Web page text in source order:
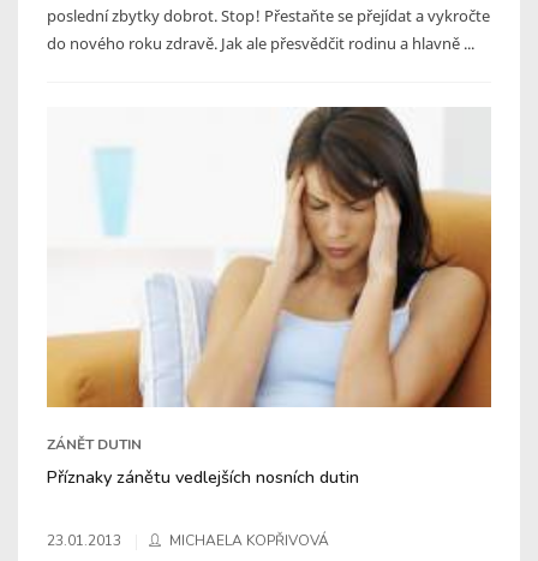
poslední zbytky dobrot. Stop! Přestaňte se přejídat a vykročte
do nového roku zdravě. Jak ale přesvědčit rodinu a hlavně ...
ZÁNĚT DUTIN
Příznaky zánětu vedlejších nosních dutin
23.01.2013 MICHAELA KOPŘIVOVÁ